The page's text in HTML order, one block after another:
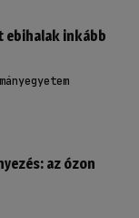
ebihalak inkább
az ózon